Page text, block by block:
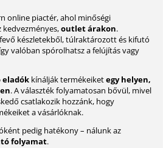
online piactér, ahol minőségi
outlet árakon.
készletekből, túlraktározott és kifutó
valóban spórolhatsz a felújítás vagy
eladók kínálják termékeiketegy helyen,
. A választék folyamatosan bővül, mivel
csatlakozik hozzánk, hogy
a vásárlóknak.
pedig hatékony – nálunk az
folyamat.